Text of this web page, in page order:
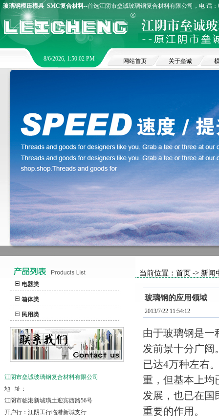
玻璃钢模压模具 SMC复合材料--首选江阴市垒诚玻璃钢复合材料有限公司，电 话
8/6/2026, 1:50:03 PM 网站首页 关于垒诚
电器类
箱体类
民用类
江阴市垒诚玻璃钢复合材料有限公司
地 址：
江阴市临港新城璜土迎宾西路56号
开户行：江阴工行临港新城支行
当前位置：首页 -> 新闻
玻璃钢的应用领域
2013/7/22 11:54:12
由于玻璃钢是一
发前景十分广阔
已达4万种左右
重，但基本上均
发展，也已在国
重要的作用。